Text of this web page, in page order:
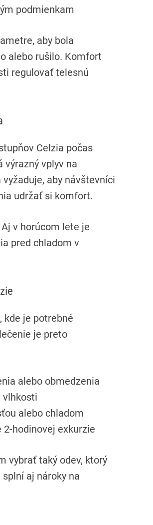
podmienkam
aby bola
alebo rušilo. Komfort
regulovať telesnú
Celzia počas
výrazný vplyv na
aby návštevníci
udržať si komfort.
v horúcom lete je
pred chladom v
kde je potrebné
je preto
alebo obmedzenia
vlhkosti
alebo chladom
hodinovej exkurzie
vybrať taký odev, ktorý
aj nároky na